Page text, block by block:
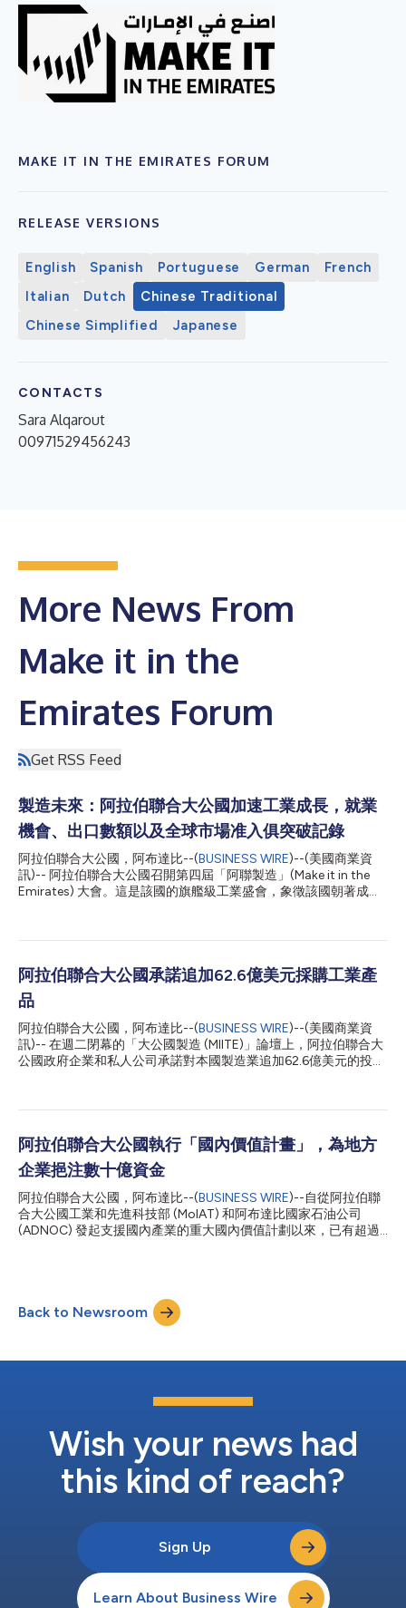
MAKE IT IN THE EMIRATES FORUM
RELEASE VERSIONS
English Spanish Portuguese German
French
Italian
Dutch
Chinese Traditional
Chinese Simplified
Japanese
CONTACTS
Sara Alqarout
00971529456243
More News From
Make it in the
Emirates Forum
Get RSS Feed
製造未來：阿拉伯聯合大公國加速工業成長，就業
機會、出口數額以及全球市場准入俱突破記錄
阿拉伯聯合大公國，阿布達比--(BUSINESS WIRE)--(美國商業資
訊)-- 阿拉伯聯合大公國召開第四屆「阿聯製造」(Make it in the
Emirates) 大會。這是該國的旗艦級工業盛會，象徵該國朝著成為
號召之下，這場為期四天的盛會齊聚了700多個參展單位以及5萬
先進技術戰略》(National Strategy for Industry and Advanced
Technology) 提高阿拉伯聯合大公國的工業競爭力。 工業和先進
科技部長Sultan Al Jaber博士閣下在開幕致詞中重申阿拉伯聯合大
公國站在韌性、創新和全球競爭力的基礎上打造未來工業的承諾。
「我們的領導者秉持遠見，立意建構包容、多元、永續的經濟體。
世界的未來將屬於阿聯製造。」Al Jaber博士閣下說。 「阿聯製造
2025」大會有價值逾458億美元的已確認將行之承購協議為基
阿拉伯聯合大公國承諾追加62.6億美元採購工業產
品
阿拉伯聯合大公國，阿布達比--(BUSINESS WIRE)--(美國商業資
訊)-- 在週二閉幕的「大公國製造 (MIITE)」論壇上，阿拉伯聯合大
公國政府企業和私人公司承諾對本國製造業追加62.6億美元的投
前兩屆論壇衍生的採購，這次本國採購公告將總值提高到389.3億
列總值數十億美元的協議和倡議，此次承諾是其中的一部分，旨在
促進經濟自給自足並吸引外資投資於阿拉伯聯合大公國。MIITE會
期間簽署了82項協議，支援「3000億美元行動」(Operation
300bn)——一項旨在2031年之前為製造業增加810億美元價值的
策略。 MIITE期間宣布了超過54.4億美元的工業計劃和投資，包括
投資1200萬美元成立阿拉伯聯合大公國第一家微藻生產公司。總
部位於英國的Levidian宣布投資1億美元在阿布達比新建一個區域配
阿拉伯聯合大公國執行「國內價值計畫」，為地方
企業挹注數十億資金
阿拉伯聯合大公國，阿布達比--(BUSINESS WIRE)--自從阿拉伯聯
合大公國工業和先進科技部 (MoIAT) 和阿布達比國家石油公司
(ADNOC) 發起支援國內產業的重大國內價值計劃以來，已有超過
美元的投資被導入地方經濟，年成長率為百分之25。 「全國國內
價值計畫」(National In-Country Value Program) 是一項國家計
畫，有多個不同領域一致遵行。」他說，「我們相當以這個方法為
做好準備、投資和支出。」 該論壇指出全國國內價值計畫「運作
展永續工業和更大層面的經濟前景發揮了關鍵作用。地方工業領袖
也說明了他們如何利用太陽能和氫能等替代能源減少碳足跡。 第
Back to Newsroom
Wish your news had
this kind of reach?
Sign Up
Learn About Business Wire